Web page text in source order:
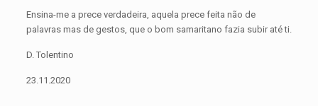
Ensina-me a prece verdadeira, aquela prece feita não de
palavras mas de gestos, que o bom samaritano fazia subir até ti.
D. Tolentino
23.11.2020